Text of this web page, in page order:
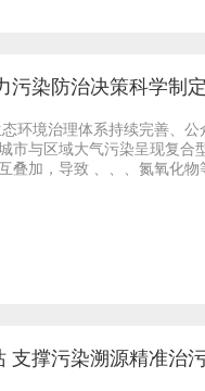
污染防治决策科学制定
环境治理体系持续完善、
市与区域大气污染呈现复
叠加，导致 、、、氮氧化
支撑污染溯源精准治